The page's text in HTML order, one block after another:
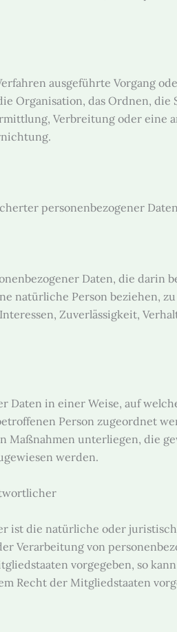
ausgeführte Vorgang
Organisation, das Ordnen,
Verbreitung oder eine
personenbezogener
Daten, die darin
natürliche Person beziehen,
Zuverlässigkeit,
Daten in einer Weise, auf
Person zugeordnet
unterliegen, die
werden.
die natürliche oder
Verarbeitung von
vorgegeben, so
Recht der Mitgliedstaaten